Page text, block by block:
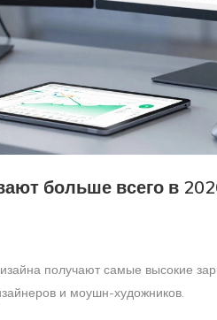
больше всего в
получают самые высокие
и моушн-художников.